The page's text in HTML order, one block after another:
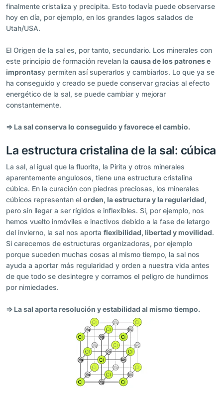
finalmente cristaliza y precipita. Esto todavía puede observarse
hoy en día, por ejemplo, en los grandes lagos salados de
Utah/USA.
El Origen de la sal es, por tanto, secundario. Los minerales con
este principio de formación revelan la causa de los patrones e
improntasy permiten así superarlos y cambiarlos. Lo que ya se
ha conseguido y creado se puede conservar gracias al efecto
energético de la sal, se puede cambiar y mejorar
constantemente.
⇒ La sal conserva lo conseguido y favorece el cambio.
La estructura cristalina de la sal: cúbica
La sal, al igual que la fluorita, la Pirita y otros minerales
aparentemente angulosos, tiene una estructura cristalina
cúbica. En la curación con piedras preciosas, los minerales
cúbicos representan el orden, la estructura y la regularidad,
pero sin llegar a ser rígidos e inflexibles. Si, por ejemplo, nos
hemos vuelto inmóviles e inactivos debido a la fase de letargo
del invierno, la sal nos aporta flexibilidad, libertad y movilidad.
Si carecemos de estructuras organizadoras, por ejemplo
porque suceden muchas cosas al mismo tiempo, la sal nos
ayuda a aportar más regularidad y orden a nuestra vida antes
de que todo se desintegre y corramos el peligro de hundirnos
por nimiedades.
⇒ La sal aporta resolución y estabilidad al mismo tiempo.